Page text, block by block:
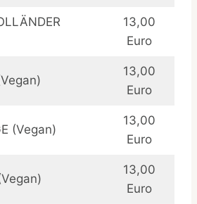
13,00
Euro
13,00
Euro
(Vegan)
13,00
Euro
13,00
Euro